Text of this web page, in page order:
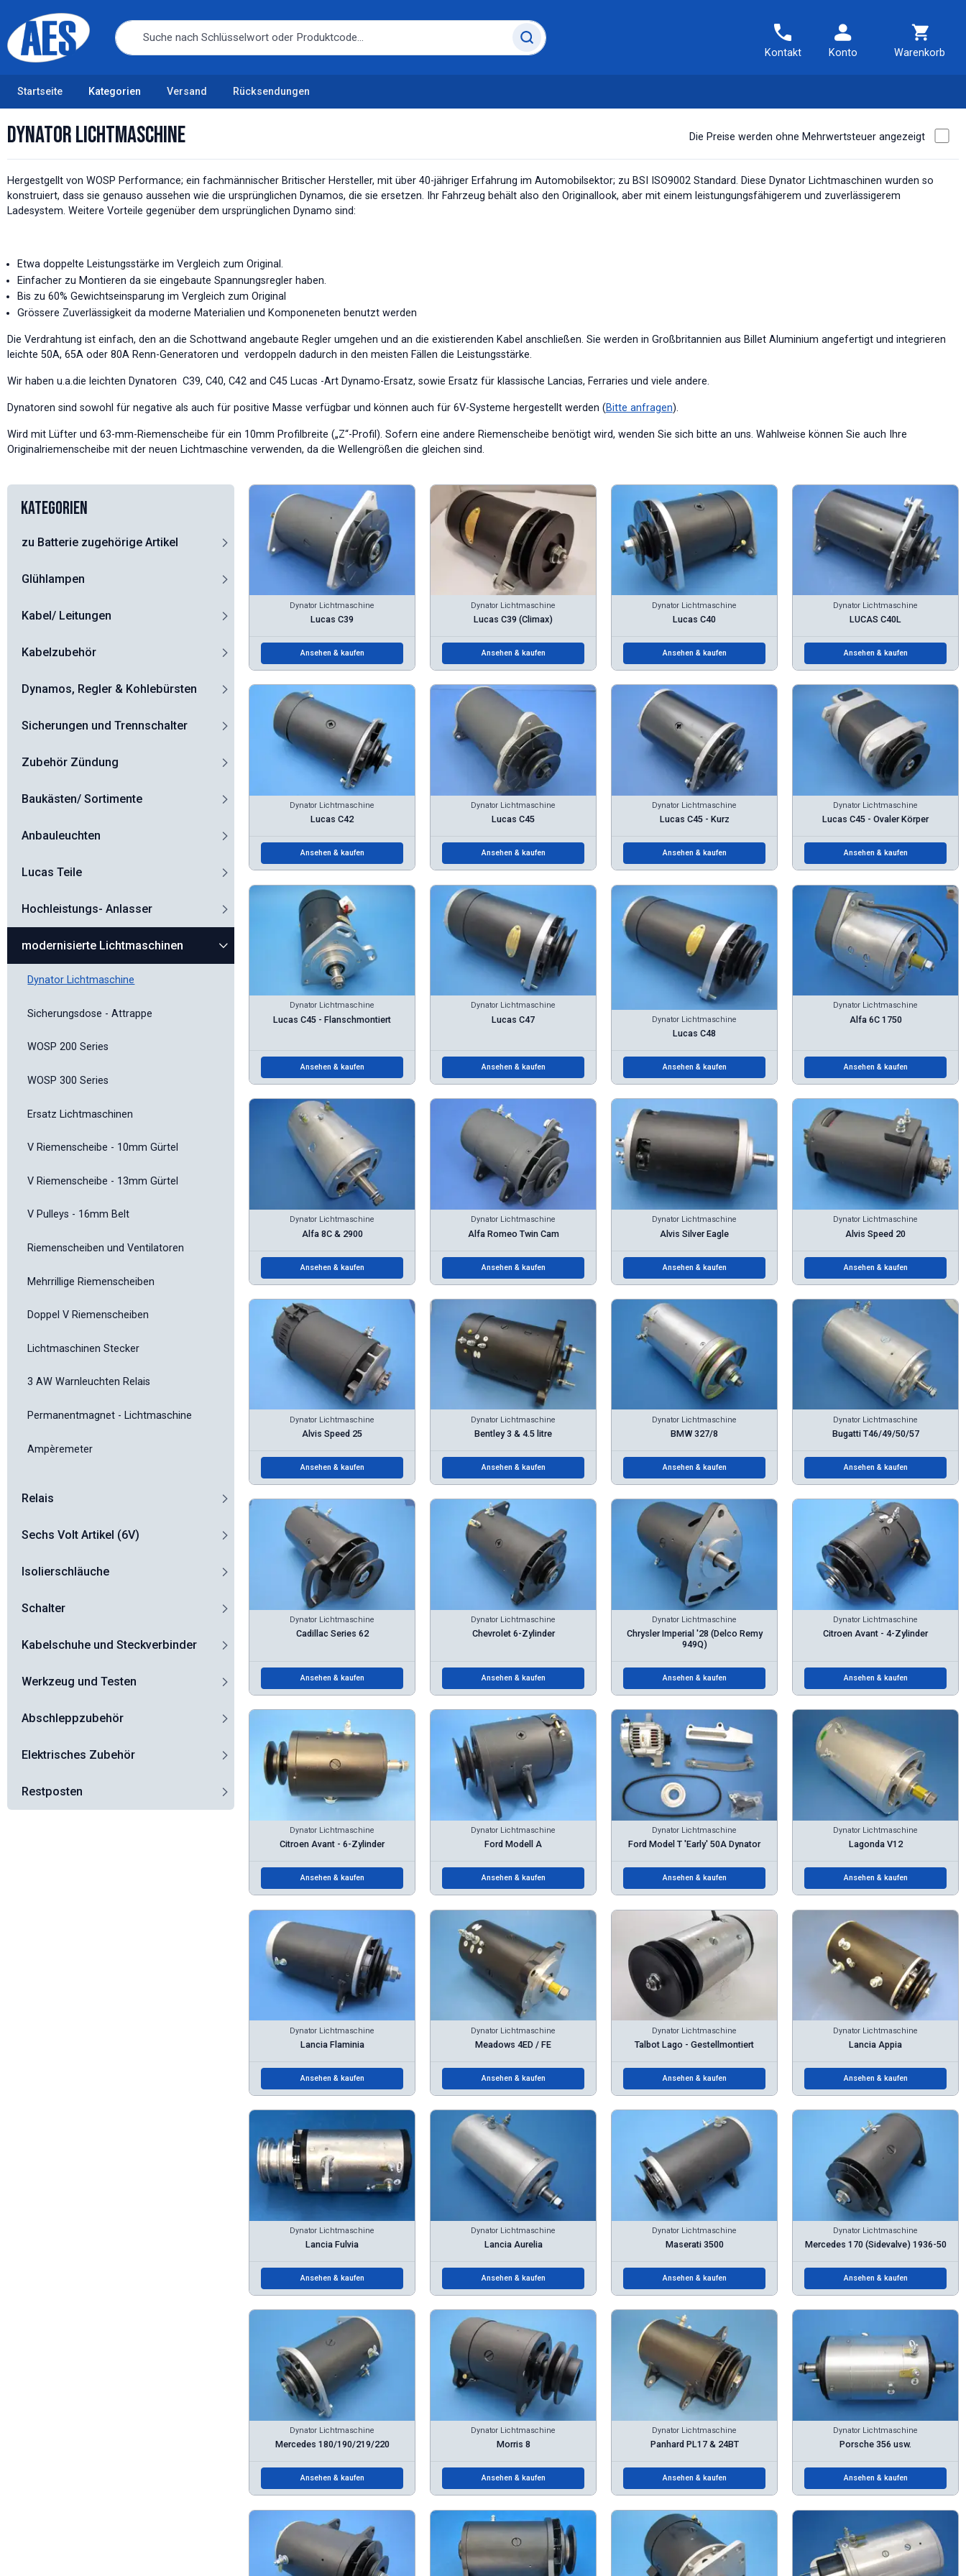
Kontakt Konto Warenkorb
Startseite Kategorien Versand Rücksendungen
Dynator Lichtmaschine Die Preise werden ohne Mehrwertsteuer angezeigt
Hergestgellt von WOSP Performance; ein fachmännischer Britischer Hersteller, mit über 40-jähriger Erfahrung im Automobilsektor; zu BSI ISO9002 Standard. Diese Dynator Lichtmaschinen wurden so
konstruiert, dass sie genauso aussehen wie die ursprünglichen Dynamos, die sie ersetzen. Ihr Fahrzeug behält also den Originallook, aber mit einem leistungungsfähigerem und zuverlässigerem
Ladesystem. Weitere Vorteile gegenüber dem ursprünglichen Dynamo sind:
Etwa doppelte Leistungsstärke im Vergleich zum Original.
Einfacher zu Montieren da sie eingebaute Spannungsregler haben.
Bis zu 60% Gewichtseinsparung im Vergleich zum Original
Grössere Zuverlässigkeit da moderne Materialien und Komponeneten benutzt werden
Die Verdrahtung ist einfach, den an die Schottwand angebaute Regler umgehen und an die existierenden Kabel anschließen. Sie werden in Großbritannien aus Billet Aluminium angefertigt und integrieren
leichte 50A, 65A oder 80A Renn-Generatoren und verdoppeln dadurch in den meisten Fällen die Leistungsstärke.
Wir haben u.a.die leichten Dynatoren C39, C40, C42 and C45 Lucas -Art Dynamo-Ersatz, sowie Ersatz für klassische Lancias, Ferraries und viele andere.
Dynatoren sind sowohl für negative als auch für positive Masse verfügbar und können auch für 6V-Systeme hergestellt werden (Bitte anfragen).
Wird mit Lüfter und 63-mm-Riemenscheibe für ein 10mm Profilbreite („Z“-Profil). Sofern eine andere Riemenscheibe benötigt wird, wenden Sie sich bitte an uns. Wahlweise können Sie auch Ihre
Originalriemenscheibe mit der neuen Lichtmaschine verwenden, da die Wellengrößen die gleichen sind.
Kategorien
zu Batterie zugehörige Artikel
Glühlampen
Kabel/ Leitungen
Kabelzubehör
Dynamos, Regler & Kohlebürsten
Sicherungen und Trennschalter
Zubehör Zündung
Baukästen/ Sortimente
Anbauleuchten
Lucas Teile
Hochleistungs- Anlasser
modernisierte Lichtmaschinen
Dynator Lichtmaschine
Sicherungsdose - Attrappe
WOSP 200 Series
WOSP 300 Series
Ersatz Lichtmaschinen
V Riemenscheibe - 10mm Gürtel
V Riemenscheibe - 13mm Gürtel
V Pulleys - 16mm Belt
Riemenscheiben und Ventilatoren
Mehrrillige Riemenscheiben
Doppel V Riemenscheiben
Lichtmaschinen Stecker
3 AW Warnleuchten Relais
Permanentmagnet - Lichtmaschine
Ampèremeter
Relais
Sechs Volt Artikel (6V)
Isolierschläuche
Schalter
Kabelschuhe und Steckverbinder
Werkzeug und Testen
Abschleppzubehör
Elektrisches Zubehör
Restposten
Dynator Lichtmaschine
Lucas C39
Ansehen & kaufen
Dynator Lichtmaschine
Lucas C39 (Climax)
Ansehen & kaufen
Dynator Lichtmaschine
Lucas C40
Ansehen & kaufen
Dynator Lichtmaschine
LUCAS C40L
Ansehen & kaufen
Dynator Lichtmaschine
Lucas C42
Ansehen & kaufen
Dynator Lichtmaschine
Lucas C45
Ansehen & kaufen
Dynator Lichtmaschine
Lucas C45 - Kurz
Ansehen & kaufen
Dynator Lichtmaschine
Lucas C45 - Ovaler Körper
Ansehen & kaufen
Dynator Lichtmaschine
Lucas C45 - Flanschmontiert
Ansehen & kaufen
Dynator Lichtmaschine
Lucas C47
Ansehen & kaufen
Dynator Lichtmaschine
Lucas C48
Ansehen & kaufen
Dynator Lichtmaschine
Alfa 6C 1750
Ansehen & kaufen
Dynator Lichtmaschine
Alfa 8C & 2900
Ansehen & kaufen
Dynator Lichtmaschine
Alfa Romeo Twin Cam
Ansehen & kaufen
Dynator Lichtmaschine
Alvis Silver Eagle
Ansehen & kaufen
Dynator Lichtmaschine
Alvis Speed 20
Ansehen & kaufen
Dynator Lichtmaschine
Alvis Speed 25
Ansehen & kaufen
Dynator Lichtmaschine
Bentley 3 & 4.5 litre
Ansehen & kaufen
Dynator Lichtmaschine
BMW 327/8
Ansehen & kaufen
Dynator Lichtmaschine
Bugatti T46/49/50/57
Ansehen & kaufen
Dynator Lichtmaschine
Cadillac Series 62
Ansehen & kaufen
Dynator Lichtmaschine
Chevrolet 6-Zylinder
Ansehen & kaufen
Dynator Lichtmaschine
Chrysler Imperial '28 (Delco Remy
949Q)
Ansehen & kaufen
Dynator Lichtmaschine
Citroen Avant - 4-Zylinder
Ansehen & kaufen
Dynator Lichtmaschine
Citroen Avant - 6-Zylinder
Ansehen & kaufen
Dynator Lichtmaschine
Ford Modell A
Ansehen & kaufen
Dynator Lichtmaschine
Ford Model T 'Early' 50A Dynator
Ansehen & kaufen
Dynator Lichtmaschine
Lagonda V12
Ansehen & kaufen
Dynator Lichtmaschine
Lancia Flaminia
Ansehen & kaufen
Dynator Lichtmaschine
Meadows 4ED / FE
Ansehen & kaufen
Dynator Lichtmaschine
Talbot Lago - Gestellmontiert
Ansehen & kaufen
Dynator Lichtmaschine
Lancia Appia
Ansehen & kaufen
Dynator Lichtmaschine
Lancia Fulvia
Ansehen & kaufen
Dynator Lichtmaschine
Lancia Aurelia
Ansehen & kaufen
Dynator Lichtmaschine
Maserati 3500
Ansehen & kaufen
Dynator Lichtmaschine
Mercedes 170 (Sidevalve) 1936-50
Ansehen & kaufen
Dynator Lichtmaschine
Mercedes 180/190/219/220
Ansehen & kaufen
Dynator Lichtmaschine
Morris 8
Ansehen & kaufen
Dynator Lichtmaschine
Panhard PL17 & 24BT
Ansehen & kaufen
Dynator Lichtmaschine
Porsche 356 usw.
Ansehen & kaufen